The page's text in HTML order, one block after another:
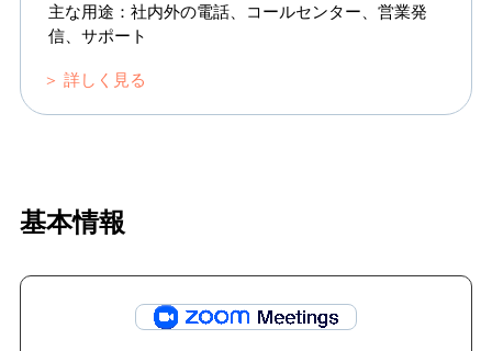
主な用途：社内外の電話、コールセンター、営業発
信、サポート
＞ 詳しく見る
基本情報